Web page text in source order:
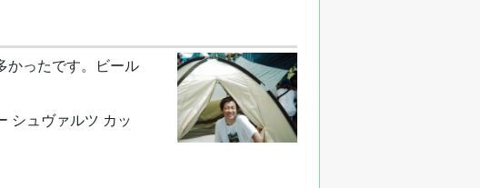
かったです。ビール
シュヴァルツ カッ